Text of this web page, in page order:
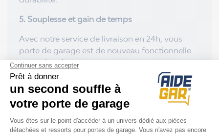
5. Souplesse et gain de temps
Avec notre service de livraison en 24h, vous
porte de garage est de nouveau fonctionnelle
en un rien de temps.
Attention : un ressort de torsion peut être
parfois compliqué à manipuler. Utilisez des
outils adaptés (barres d’enroulement, gants,
lunettes). Si vous rencontrez des difficultés,
n’hésitez pas à faire appel à un technicien